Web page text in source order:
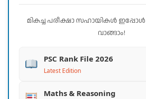
മികച്ച പരീക്ഷാ സഹായികൾ
വാങ്ങാം!
PSC Rank File 2026
Latest Edition
Maths & Reasoning